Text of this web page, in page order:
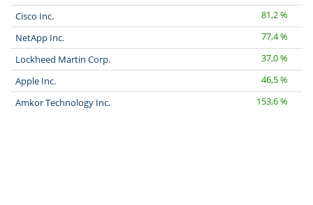
Cisco Inc.
81,2 %
NetApp Inc.
77,4 %
Lockheed Martin Corp.
37,0 %
Apple Inc.
46,5 %
Amkor Technology Inc.
153,6 %